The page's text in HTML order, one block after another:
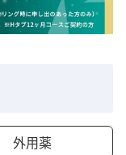
外用薬